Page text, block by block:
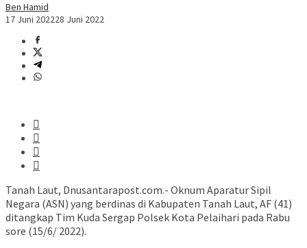
Ben Hamid
17 Juni 202228 Juni 2022
Tanah Laut, Dnusantarapost.com.- Oknum Aparatur Sipil
Negara (ASN) yang berdinas di Kabupaten Tanah Laut, AF (41)
ditangkap Tim Kuda Sergap Polsek Kota Pelaihari pada Rabu
sore (15/6/ 2022).